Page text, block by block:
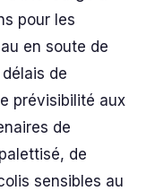
pour les
en soute de
de
prévisibilité aux
de
de
sensibles au